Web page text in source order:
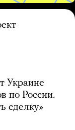
Украине
по России.
сделку»